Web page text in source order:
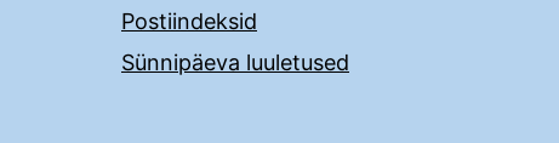
Postiindeksid
Sünnipäeva luuletused